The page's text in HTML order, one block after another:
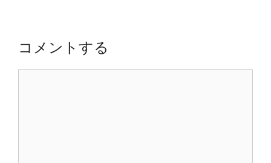
ョ
コメントする